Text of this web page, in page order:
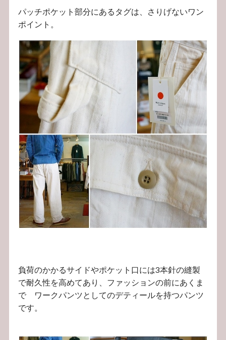
パッチポケット部分にあるタグは、さりげないワン
ポイント。
負荷のかかるサイドやポケット口には3本針の縫製
で耐久性を高めてあり、ファッションの前にあくま
で ワークパンツとしてのデティールを持つパンツ
です。